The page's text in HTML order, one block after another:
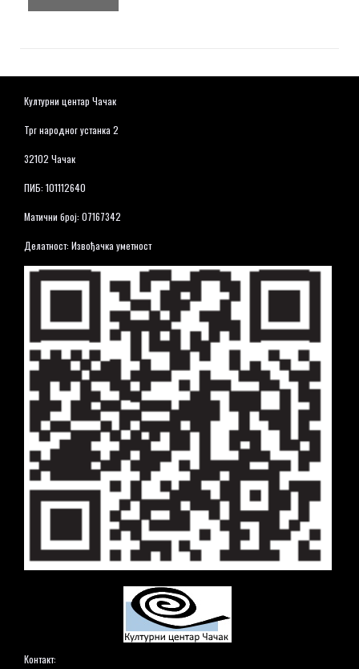
Културни центар Чачак
Трг народног устанка 2
32102 Чачак
ПИБ: 101112640
Матични број: 07167342
Делатност: Извођачка уметност
Контакт: